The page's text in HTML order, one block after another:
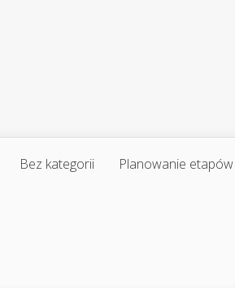
Bez kategorii Planowanie